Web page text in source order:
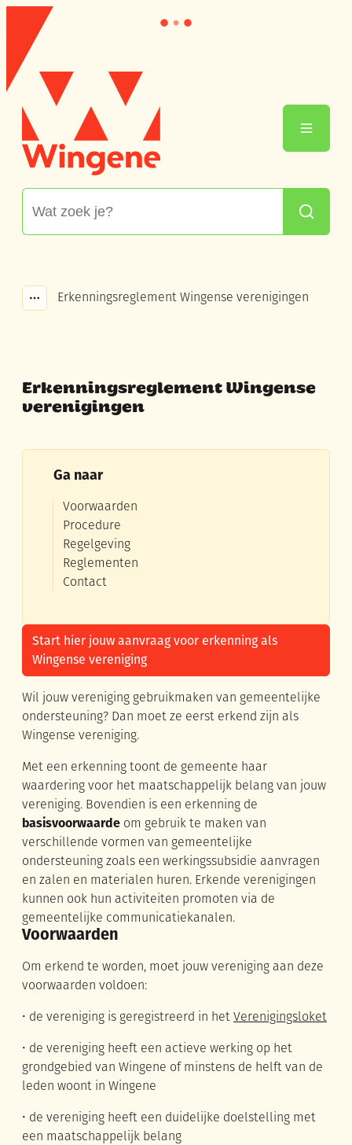
Naar inhoud
Wingene
Zoeken
Menu
Toon alle broodkruimel items
Erkenningsreglement Wingense verenigingen
Erkenningsreglement Wingense
verenigingen
Ga naar
Voorwaarden
Procedure
Regelgeving
Reglementen
Contact
Start hier jouw aanvraag voor erkenning als
Wingense vereniging
Inhoud
Wil jouw vereniging gebruikmaken van gemeentelijke
ondersteuning? Dan moet ze eerst erkend zijn als
Wingense vereniging.
Met een erkenning toont de gemeente haar
waardering voor het maatschappelijk belang van jouw
vereniging. Bovendien is een erkenning de
basisvoorwaarde om gebruik te maken van
verschillende vormen van gemeentelijke
ondersteuning zoals een werkingssubsidie aanvragen
en zalen en materialen huren. Erkende verenigingen
kunnen ook hun activiteiten promoten via de
gemeentelijke communicatiekanalen.
Voorwaarden
Om erkend te worden, moet jouw vereniging aan deze
voorwaarden voldoen:
• de vereniging is geregistreerd in het Verenigingsloket
• de vereniging heeft een actieve werking op het
grondgebied van Wingene of minstens de helft van de
leden woont in Wingene
• de vereniging heeft een duidelijke doelstelling met
een maatschappelijk belang